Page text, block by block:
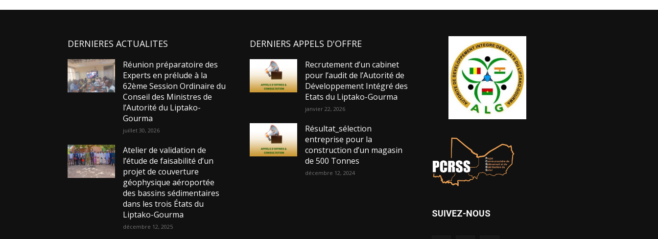
DERNIERES ACTUALITES
Réunion préparatoire des
Experts en prélude à la
62ème Session Ordinaire du
Conseil des Ministres de
l’Autorité du Liptako-
Gourma
juillet 30, 2026
Atelier de validation de
l’étude de faisabilité d’un
projet de couverture
géophysique aéroportée
des bassins sédimentaires
dans les trois États du
Liptako-Gourma
décembre 12, 2025
DERNIERS APPELS D'OFFRE
Recrutement d’un cabinet
pour l’audit de l’Autorité de
Développement Intégré des
Etats du Liptako-Gourma
janvier 22, 2026
Résultat_sélection
entreprise pour la
construction d’un magasin
de 500 Tonnes
décembre 12, 2024
SUIVEZ-NOUS